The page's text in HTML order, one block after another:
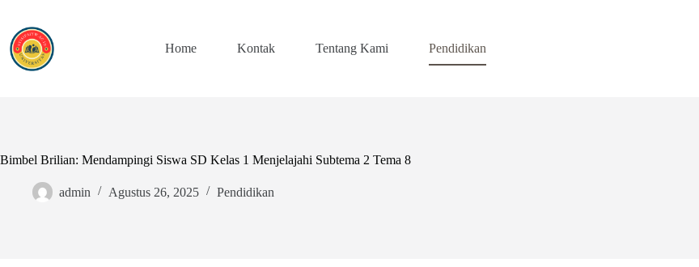
content
Home
Kontak Tentang Kami Pendidikan
Bimbel Brilian: Mendampingi Siswa SD Kelas 1 Menjelajahi Subtema 2 Tema 8
admin Agustus 26, 2025 Pendidikan